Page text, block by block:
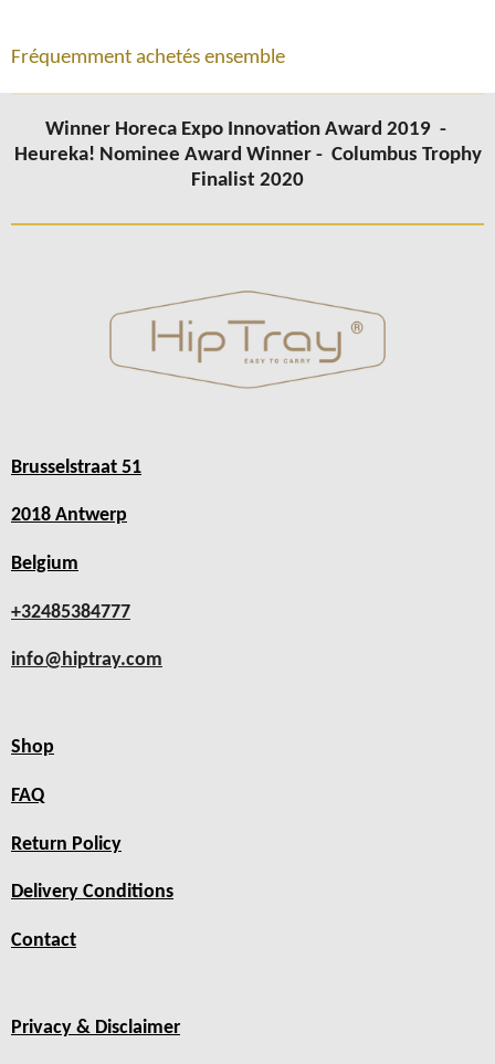
Fréquemment achetés ensemble
Winner Horeca Expo Innovation Award 2019 -
Heureka! Nominee Award Winner - Columbus Trophy
Finalist 2020
Brusselstraat 51
2018 Antwerp
Belgium
+32485384777
info@hiptray.com
Shop
FAQ
Return Policy
Delivery Conditions
Contact
Privacy & Disclaimer